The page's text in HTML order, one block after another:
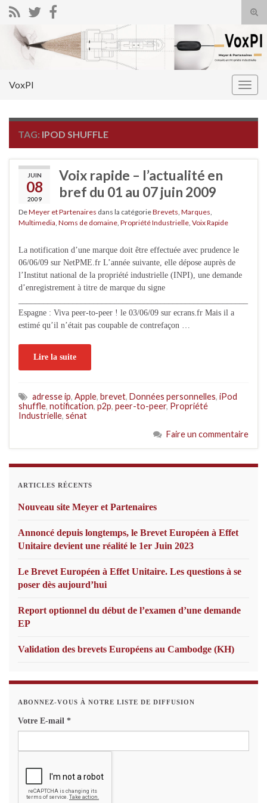
Search for:
VoxPI
TAG: IPOD SHUFFLE
JUIN
08
2009
Voix rapide – l’actualité en
bref du 01 au 07 juin 2009
DeMeyer et Partenaires dans la catégorieBrevets Marques
Multimedia Noms de domaine Propriété Industrielle Voix Rapide
La notification d’une marque doit être effectuée avec prudence le
06/06/09 sur NetPME.fr L’année suivante, elle dépose auprès de
l’Institut national de la propriété industrielle (INPI), une demande
d’enregistrement à titre de marque du signe
Espagne : Viva peer-to-peer ! le 03/06/09 sur ecrans.fr Mais il a
estimé qu’il n’était pas coupable de contrefaçon …
Lire la suite
adresse ip, Apple, brevet, Données personnelles, iPod
shuffle, notification, p2p, peer-to-peer, Propriété
Industrielle, sénat
Faire un commentaire
ARTICLES RÉCENTS
Nouveau site Meyer et Partenaires
Annoncé depuis longtemps, le Brevet Européen à Effet
Unitaire devient une réalité le 1er Juin 2023
Le Brevet Européen à Effet Unitaire. Les questions à se
poser dès aujourd’hui
Report optionnel du début de l’examen d’une demande
EP
Validation des brevets Européens au Cambodge (KH)
ABONNEZ-VOUS À NOTRE LISTE DE DIFFUSION
Votre E-mail *